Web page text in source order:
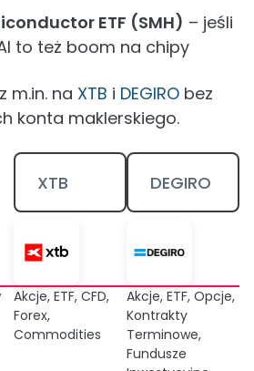
ETF (SMH) – jeśli
to też boom na chipy
m.in. na XTB i DEGIRO bez
konta maklerskiego.
XTB DEGIRO
Akcje, ETF, CFD,
Forex,
Commodities
Akcje, ETF, Opcje,
Kontrakty
Terminowe,
Fundusze